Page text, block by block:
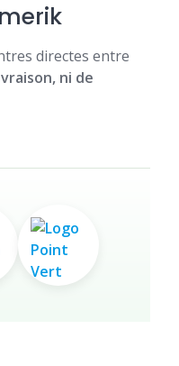
directes entre
ni de